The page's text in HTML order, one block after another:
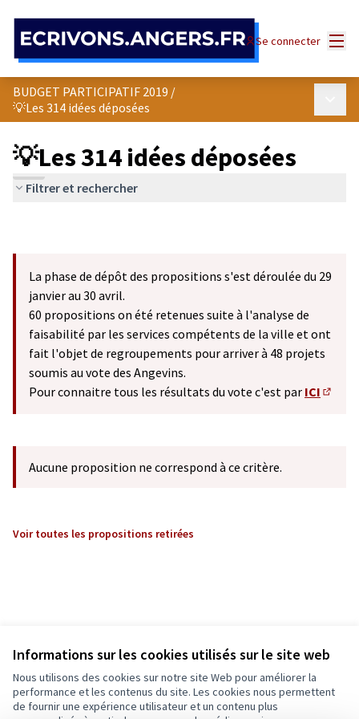
Informations sur les cookies utilisés sur le site web
Nous utilisons des cookies sur notre site Web pour améliorer la
performance et les contenus du site. Les cookies nous permettent
de fournir une expérience utilisateur et un contenu plus
Se connecter
BUDGET PARTICIPATIF 2019 /
💡Les 314 idées déposées
💡Les 314 idées déposées
Filtrer et rechercher
La phase de dépôt des propositions s'est déroulée du 29
janvier au 30 avril.
60 propositions on été retenues suite à l'analyse de
faisabilité par les services compétents de la ville et ont
fait l'objet de regroupements pour arriver à 48 projets
soumis au vote des Angevins.
Pour connaitre tous les résultats du vote c'est par ICI
Aucune proposition ne correspond à ce critère.
Voir toutes les propositions retirées